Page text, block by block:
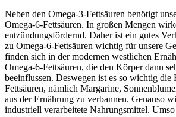
Neben den Omega-3-Fettsäuren benötigt
Omega-6-Fettsäuren. In großen Mengen
entzündungsfördernd. Daher ist ein gutes
zu Omega-6-Fettsäuren wichtig für unsere
finden sich in der modernen westlichen
Omega-6-Fettsäuren, die den Körper dann
beeinflussen. Deswegen ist es so wichtig die
Fettsäuren, nämlich Margarine,
aus der Ernährung zu verbannen. Genauso
industriell verarbeitete Nahrungsmittel.